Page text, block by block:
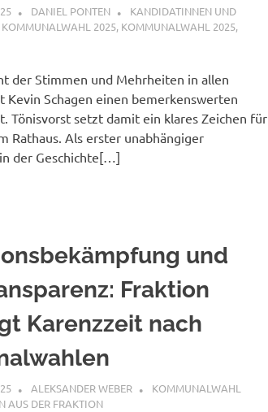
DANIEL PONTEN
KANDIDATINNEN UND
KOMMUNALWAHL 2025, KOMMUNALWAHL 2025,
der Stimmen und Mehrheiten in allen
Kevin Schagen einen bemerkenswerten
Tönisvorst setzt damit ein klares Zeichen für
Rathaus. Als erster unabhängiger
der Geschichte[…]
und
Fraktion
Karenzzeit nach
ALEKSANDER WEBER
KOMMUNALWAHL
AUS DER FRAKTION